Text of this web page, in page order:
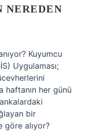
NEREDEN
Kuyumcu
Uygulaması;
haftanın her günü
bir
göre alıyor?